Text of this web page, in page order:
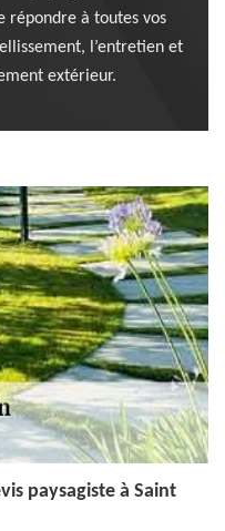
répondre à toutes vos
l’entretien et
extérieur.
paysagiste à Saint